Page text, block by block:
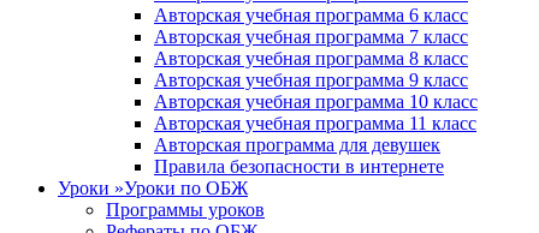
Авторская учебная программа 6 класс
Авторская учебная программа 7 класс
Авторская учебная программа 8 класс
Авторская учебная программа 9 класс
Авторская учебная программа 10 класс
Авторская учебная программа 11 класс
Авторская программа для девушек
Правила безопасности в интернете
Уроки »Уроки по ОБЖ
Программы уроков